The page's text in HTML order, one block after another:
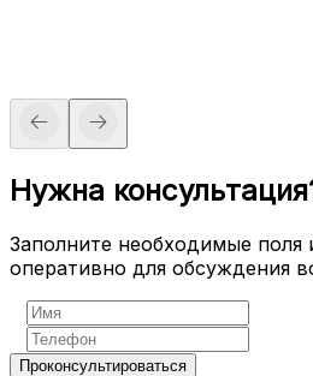
Нужна
Заполните необходимые
оперативно для обсуждения
Проконсультироваться